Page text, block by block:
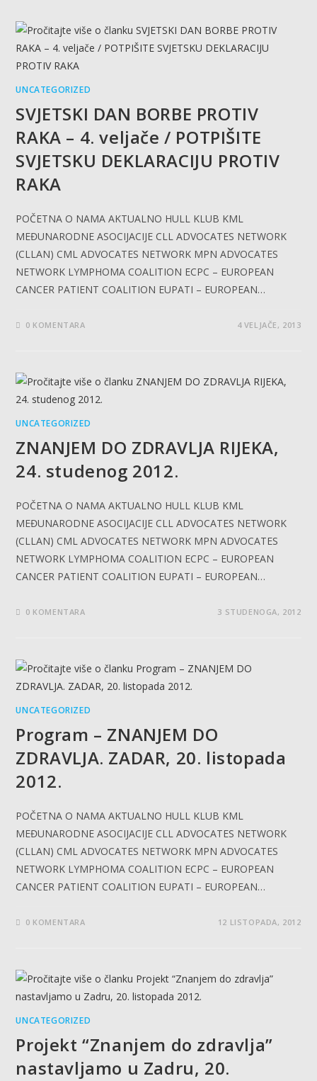
UNCATEGORIZED
SVJETSKI DAN BORBE PROTIV
RAKA – 4. veljače / POTPIŠITE
SVJETSKU DEKLARACIJU PROTIV
RAKA
POČETNA O NAMA AKTUALNO HULL KLUB KML
MEĐUNARODNE ASOCIJACIJE CLL ADVOCATES NETWORK
(CLLAN) CML ADVOCATES NETWORK MPN ADVOCATES
NETWORK LYMPHOMA COALITION ECPC – EUROPEAN
CANCER PATIENT COALITION EUPATI – EUROPEAN…
0 KOMENTARA 4 VELJAČE, 2013
UNCATEGORIZED
ZNANJEM DO ZDRAVLJA RIJEKA,
24. studenog 2012.
POČETNA O NAMA AKTUALNO HULL KLUB KML
MEĐUNARODNE ASOCIJACIJE CLL ADVOCATES NETWORK
(CLLAN) CML ADVOCATES NETWORK MPN ADVOCATES
NETWORK LYMPHOMA COALITION ECPC – EUROPEAN
CANCER PATIENT COALITION EUPATI – EUROPEAN…
0 KOMENTARA 3 STUDENOGA, 2012
UNCATEGORIZED
Program – ZNANJEM DO
ZDRAVLJA. ZADAR, 20. listopada
2012.
POČETNA O NAMA AKTUALNO HULL KLUB KML
MEĐUNARODNE ASOCIJACIJE CLL ADVOCATES NETWORK
(CLLAN) CML ADVOCATES NETWORK MPN ADVOCATES
NETWORK LYMPHOMA COALITION ECPC – EUROPEAN
CANCER PATIENT COALITION EUPATI – EUROPEAN…
0 KOMENTARA 12 LISTOPADA, 2012
UNCATEGORIZED
Projekt “Znanjem do zdravlja”
nastavljamo u Zadru, 20.